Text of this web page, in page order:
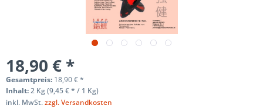
18,90 € *
Gesamtpreis: 18,90€*
Inhalt:2 Kg (9,45 € * / 1 Kg)
inkl. MwSt.zzgl. Versandkosten